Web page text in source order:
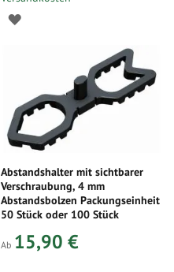
Abstandshalter mit sichtbarer
Verschraubung, 4 mm
Abstandsbolzen Packungseinheit
50 Stück oder 100 Stück
Ab 15,90 €